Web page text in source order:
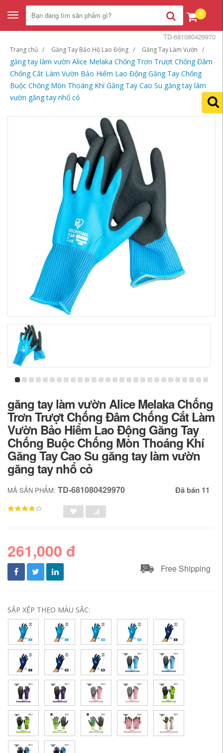
Toggle
navigation
0
Trang chủ Găng Tay Bảo Hộ Lao Động Găng Tay Làm Vườn
găng tay làm vườn Alice Melaka Chống Trơn Trượt Chống Đâm
Chống Cắt Làm Vườn Bảo Hiểm Lao Động Găng Tay Chống
Buộc Chống Mòn Thoáng Khí Găng Tay Cao Su găng tay làm
vườn găng tay nhổ cỏ
TD-681080429970
găng tay làm vườn Alice Melaka Chống
Trơn Trượt Chống Đâm Chống Cắt Làm
Vườn Bảo Hiểm Lao Động Găng Tay
Chống Buộc Chống Mòn Thoáng Khí
Găng Tay Cao Su găng tay làm vườn
găng tay nhổ cỏ
MÃ SẢN PHẨM: TD-681080429970 Đã bán 11
261,000 đ
Free Shipping
SẮP XẾP THEO MÀU SẮC: